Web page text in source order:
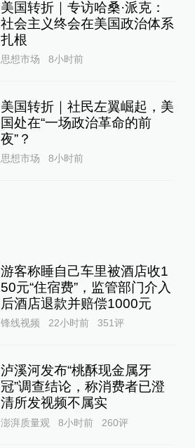
美国转折｜专访哈桑·派克：
社会主义终会在美国政治体系
扎根
思想市场 8小时前
美国转折｜社民左翼崛起，美
国处在“一场政治革命的前
夜”？
思想市场 8小时前
游客称睡自己车里被酒店收1
50元“住宿费”，监管部门介入
后酒店退款并赔偿1000元
锋线视频 22小时前 351评
泸溪河发布“桃酥现金属牙
冠”调查结论，称消费者已澄
清所发视频不属实
澎湃质量观 8小时前 260评